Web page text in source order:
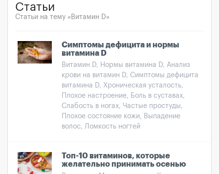
Статьи
Статьи на тему «Витамин D»
Симптомы дефицита и нормы
витамина D
Витамин D, Нормы витамина D, Анализ
крови на витамин D, Симптомы дефицита
витамина D, Хроническая усталость,
Плохое настроение, Боль в суставах,
Слабость в ногах, Частые простуды,
Плохое состояние кожи, Выпадение
волос, Ломкость ногтей
Топ-10 витаминов, которые
желательно принимать осенью